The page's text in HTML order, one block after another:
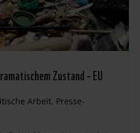
Zustand – EU
Arbeit, Presse-